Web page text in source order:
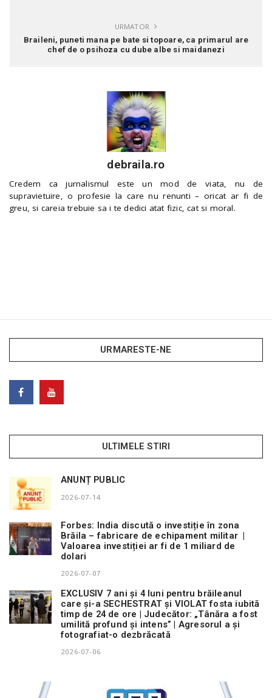
URMATOR
Braileni, puneti mana pe bate si topoare, ca primarul are
chef de o psihoza cu dube albe si maidanezi
debraila.ro
Credem ca jurnalismul este un mod de viata, nu de
supravietuire, o profesie la care nu renunti – oricat ar fi de
greu, si careia trebuie sa i te dedici atat fizic, cat si moral.
URMARESTE-NE
ULTIMELE STIRI
ANUNȚ PUBLIC
2026-07-14
Forbes: India discută o investiție în zona
Brăila – fabricare de echipament militar |
Valoarea investiției ar fi de 1 miliard de
dolari
2026-07-07
EXCLUSIV 7 ani și 4 luni pentru brăileanul
care și-a SECHESTRAT și VIOLAT fosta iubită
timp de 24 de ore | Judecător: „Tânăra a fost
umilită profund și intens” | Agresorul a și
fotografiat-o dezbrăcată
2026-07-06